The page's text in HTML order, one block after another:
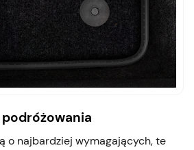
o najbardziej wymagających, te